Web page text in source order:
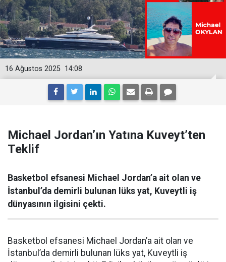
14:08
16 Ağustos 2025
Michael Jordan’ın Yatına Kuveyt’ten
Teklif
Basketbol efsanesi Michael Jordan’a ait olan ve
İstanbul’da demirli bulunan lüks yat, Kuveytli iş
dünyasının ilgisini çekti.
Basketbol efsanesi Michael Jordan’a ait olan ve
İstanbul’da demirli bulunan lüks yat, Kuveytli iş